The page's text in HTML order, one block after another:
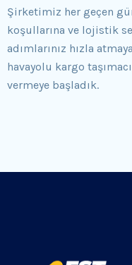
Şirketimiz her geçen
koşullarına ve lojistik
adımlarınız hızla
havayolu kargo
vermeye başladık.